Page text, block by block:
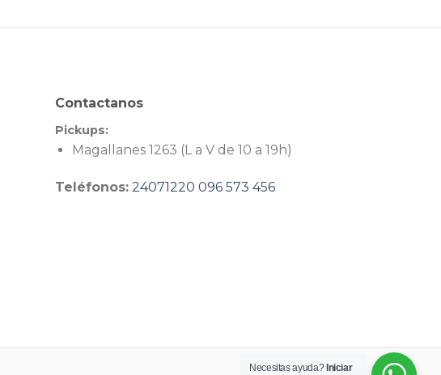
Contactanos
Pickups:
Magallanes 1263 (L a V de 10 a 19h)
Teléfonos: 24071220 096 573 456
Necesitas ayuda? Iniciar